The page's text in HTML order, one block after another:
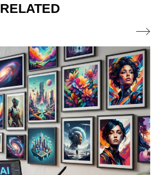
RELATED
